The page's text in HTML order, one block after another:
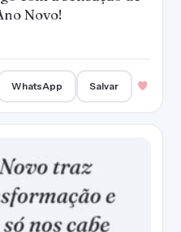
agradecer por isso.
o disco, o Ano Novo
mudança de